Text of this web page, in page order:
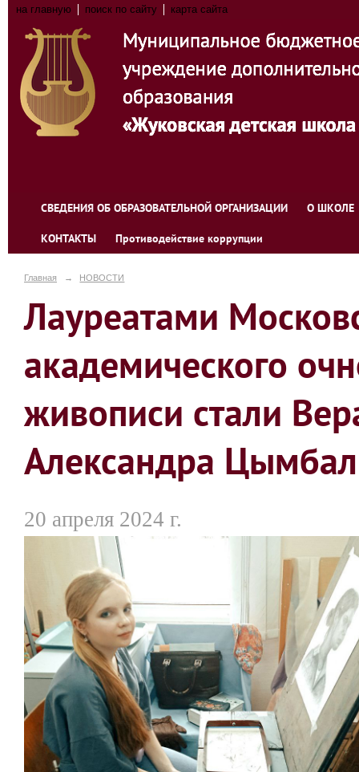
на главную поиск по сайту карта сайта
СВЕДЕНИЯ ОБ ОБРАЗОВАТЕЛЬНОЙ ОРГАНИЗАЦИИ О ШКОЛЕ
КОНТАКТЫ Противодействие коррупции
Главная → НОВОСТИ
Лауреатами
академического
живописи стали
Александра Цымбал
20 апреля 2024 г.